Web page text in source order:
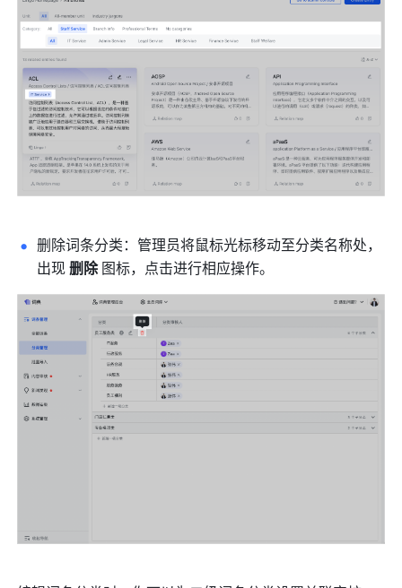
删除词条分类：管理员将鼠标光标移动至分类名称处，
出现 删除 图标，点击进行相应操作。